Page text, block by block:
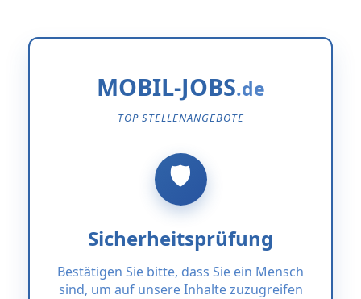
MOBIL-JOBS
TOP STELLENANGEBOTE
Sicherheitsprüfung
Bestätigen Sie bitte, dass Sie ein Mensch
sind, um auf unsere Inhalte zuzugreifen